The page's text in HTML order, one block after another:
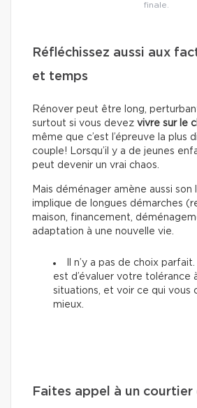
finale.
Réfléchissez aussi aux
et temps
Rénover peut être long,
surtout si vous devez vivre sur le
même que c’est l’épreuve la plus
couple! Lorsqu’il y a de jeunes
peut devenir un vrai chaos.
Mais déménager amène aussi son
implique de longues démarches
maison, financement,
adaptation à une nouvelle vie.
Il n’y a pas de choix
est d’évaluer votre tolérance
situations, et voir ce qui vous
mieux.
Faites appel à un courtier